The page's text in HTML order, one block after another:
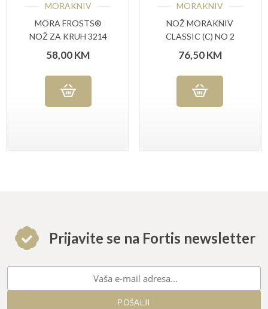
MORAKNIV
MORA FROSTS®
NOŽ ZA KRUH 3214
PG
58,00KM
MORAKNIV
NOŽ MORAKNIV
CLASSIC (C) NO 2
76,50KM
Prijavite se na Fortis newsletter